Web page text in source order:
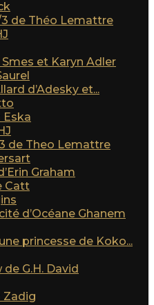
3 de Théo Lemattre
et Karyn Adler
d’Adesky et...
Eska
de Theo Lemattre
Graham
Catt
d’Océane Ghanem
princesse de Koko...
G.H. David
Zadig